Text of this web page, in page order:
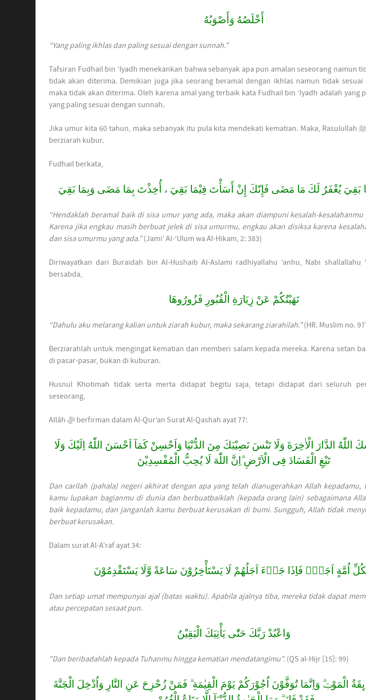
أَخْلَصُهُ وَأَصْوَبُهُ
“Yang paling ikhlas dan paling sesuai dengan sunnah.”
Tafsiran Fudhail bin ‘Iyadh menekankan bahwa sebanyak apa pun amalan seseorang namun
tidak akan diterima. Demikian juga jika seorang beramal dengan ikhlas namun tidak sesuai
maka tidak akan diterima. Oleh karena amal yang terbaik kata Fudhail bin ‘Iyadh adalah yang
yang paling sesuai dengan sunnah.
Jika umur kita 60 tahun, maka sebanyak itu pula kita mendekati kematian. Maka, Rasulullah ﷺ menyuruh kita
berziarah kubur.
Fudhail berkata,
بَقِيَ يُغْفَرُ لَكَ مَا مَضَى فَإِنّكَ إِنْ أَسَأْتَ فِيْمَا بَقِيَ ، أُخِذْتَ بِمَا مَضَى وَبِمَا بَقِيَ
“Hendaklah beramal baik di sisa umur yang ada, maka akan diampuni kesalah-
Karena jika engkau masih berbuat jelek di sisa umurmu, engkau akan disiksa karena
dan sisa umurmu yang ada.”(Jami’ Al-‘Ulum wa Al-Hikam, 2: 383)
Diriwayatkan dari Buraidah bin Al-Hushaib Al-Aslami radhiyallahu ‘anhu, Nabi shallallahu
bersabda,
نَهَيْتُكُمْ عَنْ زِيَارَةِ الْقُبُورِ فَزُورُوهَا
“Dahulu aku melarang kalian untuk ziarah kubur, maka sekarang ziarahilah.”(HR. Muslim no.
Berziarahlah untuk mengingat kematian dan memberi salam kepada mereka. Karena setan
di pasar-pasar, bukan di kuburan.
Husnul Khotimah tidak serta merta didapat begitu saja, tetapi didapat dari seluruh
seseorang.
Allâh ﷻ berfirman dalam Al-Qur’an Surat Al-Qashah ayat 77:
اللّٰهُ الدَّارَ الْاٰخِرَةَ وَلَا تَنْسَ نَصِيْبَكَ مِنَ الدُّنْيَا وَاَحْسِنْ كَمَآ اَحْسَنَ اللّٰهُ اِلَيْكَ وَلَا
تَبْغِ الْفَسَادَ فِى الْاَرْضِ ۗاِنَّ اللّٰهَ لَا يُحِبُّ الْمُفْسِدِيْنَ
Dan carilah (pahala) negeri akhirat dengan apa yang telah dianugerahkan Allah kepadamu,
kamu lupakan bagianmu di dunia dan berbuatbaiklah (kepada orang lain) sebagaimana
baik kepadamu, dan janganlah kamu berbuat kerusakan di bumi. Sungguh, Allah tidak
berbuat kerusakan.
Dalam surat Al-A'raf ayat 34:
اُمَّةٍ اَجَلٌۚ فَاِذَا جَاۤءَ اَجَلُهُمْ لَا يَسْتَأْخِرُوْنَ سَاعَةً وَّلَا يَسْتَقْدِمُوْنَ
Dan setiap umat mempunyai ajal (batas waktu). Apabila ajalnya tiba, mereka tidak dapat
atau percepatan sesaat pun.
وَاعْبُدْ رَبَّكَ حَتّٰى يَأْتِيَكَ الْيَقِيْنُ
"Dan beribadahlah kepada Tuhanmu hingga kematian mendatangimu". (QS al-Hijr [15]: 99)
الْمَوْتِۗ وَاِنَّمَا تُوَفَّوْنَ اُجُوْرَكُمْ يَوْمَ الْقِيٰمَةِ ۗ فَمَنْ زُحْزِحَ عَنِ النَّارِ وَاُدْخِلَ الْجَنَّةَ